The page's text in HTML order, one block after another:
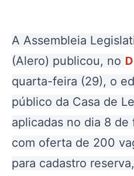
A Assembleia
(Alero) publicou, no
quarta-feira (29), o
público da Casa de
aplicadas no dia 8
com oferta de 200
para cadastro